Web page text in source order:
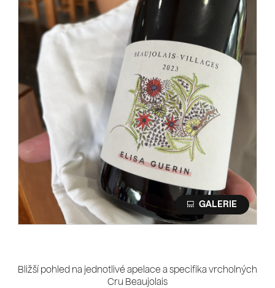
Bližší pohled na jednotlivé apelace a specifika vrcholných
Cru Beaujolais